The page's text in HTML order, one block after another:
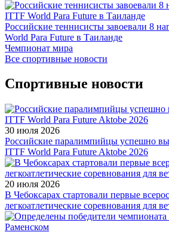
Российские теннисисты завоевали 8
World Para Future в Таиланде
Чемпионат мира
Все спортивные новости
Спортивные новости
30 июля 2026
Российские паралимпийцы успешно
ITTF World Para Future Aktobe 2026
20 июля 2026
В Чебоксарах стартовали первые
легкоатлетические соревнования для